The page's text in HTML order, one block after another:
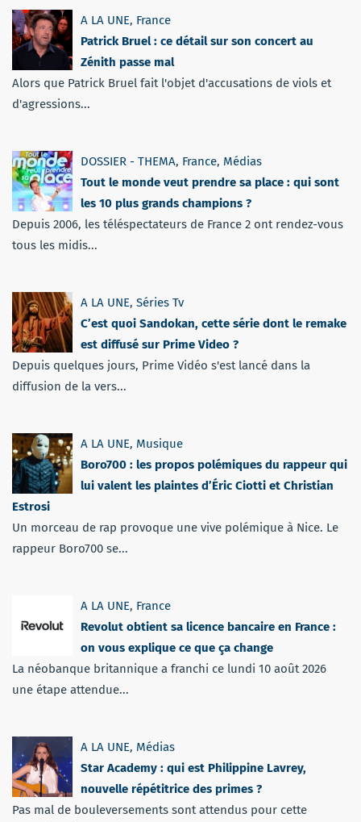
A LA UNE, France
Patrick Bruel : ce détail sur son concert au
Zénith passe mal
Alors que Patrick Bruel fait l'objet d'accusations de viols et
d'agressions...
DOSSIER - THEMA, France, Médias
Tout le monde veut prendre sa place : qui sont
les 10 plus grands champions ?
Depuis 2006, les téléspectateurs de France 2 ont rendez-vous
tous les midis...
A LA UNE, Séries Tv
C’est quoi Sandokan, cette série dont le remake
est diffusé sur Prime Video ?
Depuis quelques jours, Prime Vidéo s'est lancé dans la
diffusion de la vers...
A LA UNE, Musique
Boro700 : les propos polémiques du rappeur qui
lui valent les plaintes d’Éric Ciotti et Christian
Estrosi
Un morceau de rap provoque une vive polémique à Nice. Le
rappeur Boro700 se...
A LA UNE, France
Revolut obtient sa licence bancaire en France :
on vous explique ce que ça change
La néobanque britannique a franchi ce lundi 10 août 2026
une étape attendue...
A LA UNE, Médias
Star Academy : qui est Philippine Lavrey,
nouvelle répétitrice des primes ?
Pas mal de bouleversements sont attendus pour cette